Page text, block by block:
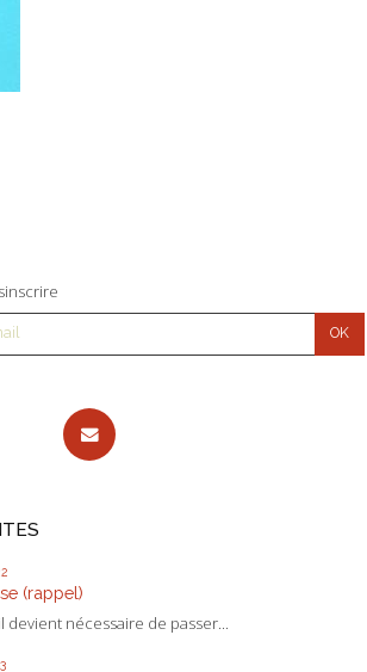
(rappel)
devient nécessaire de passer...